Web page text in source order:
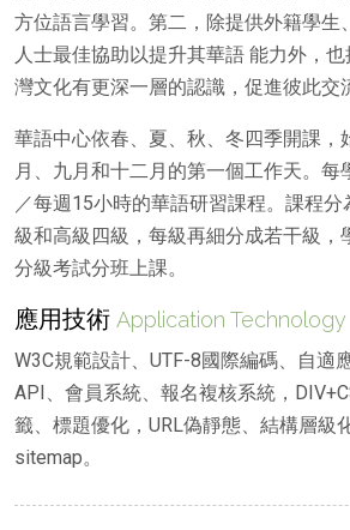
方位語言學習。第二，除提供外籍學生
人士最佳協助以提升其華語 能力外，
灣文化有更深一層的認識，促進彼此交
華語中心依春、夏、秋、冬四季開課，
月、九月和十二月的第一個工作天。每
／每週15小時的華語研習課程。課程
級和高級四級，每級再細分成若干級，
分級考試分班上課。
應用技術 Application Technology
W3C規範設計、UTF-8國際編碼、自適
API、會員系統、報名複核系統，
籤、標題優化，URL偽靜態、結構層級
sitemap。